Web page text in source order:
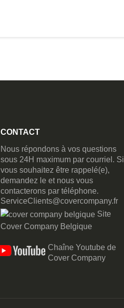
CONTACT
Nous répondons à vos questions
sous 24H maximum par courriel. Si
vous souhaitez être rappelé(e),
demandez le et nous vous
contacterons par téléphone.
ServiceClients@covercompany.fr
Site
Cover Company Belgique
Chaîne Youtube de
Cover Company